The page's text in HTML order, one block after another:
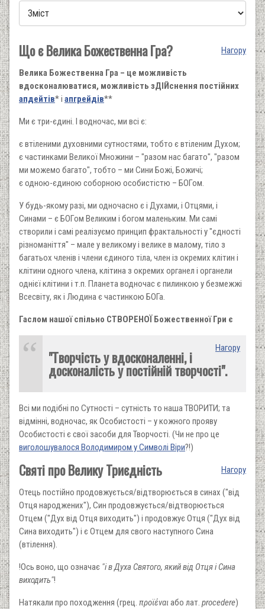
Нагору
Що є Велика Божественна Гра?
Велика Божественна Гра – це можливість
вдосконалюватися, можливість зДІЙснення постійних
апдейтів* і апгрейдів**
Ми є три-єдині. І водночас, ми всі є:
є втіленими духовними сутностями, тобто є втіленим Духом;
є частинками Великої Множини – "разом нас багато", "разом
ми можемо багато", тобто – ми Сини Божі, Божичі;
є одною-єдиною соборною особистістю – БОГом.
У будь-якому разі, ми одночасно є і Духами, і Отцями, і
Синами – є БОГом Великим і богом маленьким. Ми самі
створили і самі реалізуємо принцип фрактальності у "єдності
різноманіття" – мале у великому і велике в малому, тіло з
багатьох членів і члени єдиного тіла, член із окремих клітин і
клітини одного члена, клітина з окремих органел і органели
однієї клітини і т.п. Планета водночас є пилинкою у безмежжі
Всесвіту, як і Людина є частинкою БОГа.
Гаслом нашої спільно СТВОРЕНОЇ Божественної Гри є
Нагору
"Творчість у вдосконаленні, і
досконалість у постійній творчості".
Всі ми подібні по Сутності – сутність то наша ТВОРИТИ; та
відмінні, водночас, як Особистості – у кожного прояву
Особистості є свої засоби для Творчості. (Чи не про це
виголошувалося Володимиром у Символі Віри?!)
Нагору
Святі про Велику Триєдність
Отець постійно продовжується/відтворюється в синах ("від
Отця народжених"), Син продовжується/відтворюється
Отцем ("Дух від Отця виходить") і продовжує Отця ("Дух від
Сина виходить") і є Отцем для свого наступного Сина
(втілення).
!Ось воно, що означає "і в Духа Святого, який від Отця і Сина
виходить"!
Натякали про походження (грец. προϊέναι або лат. procedere)